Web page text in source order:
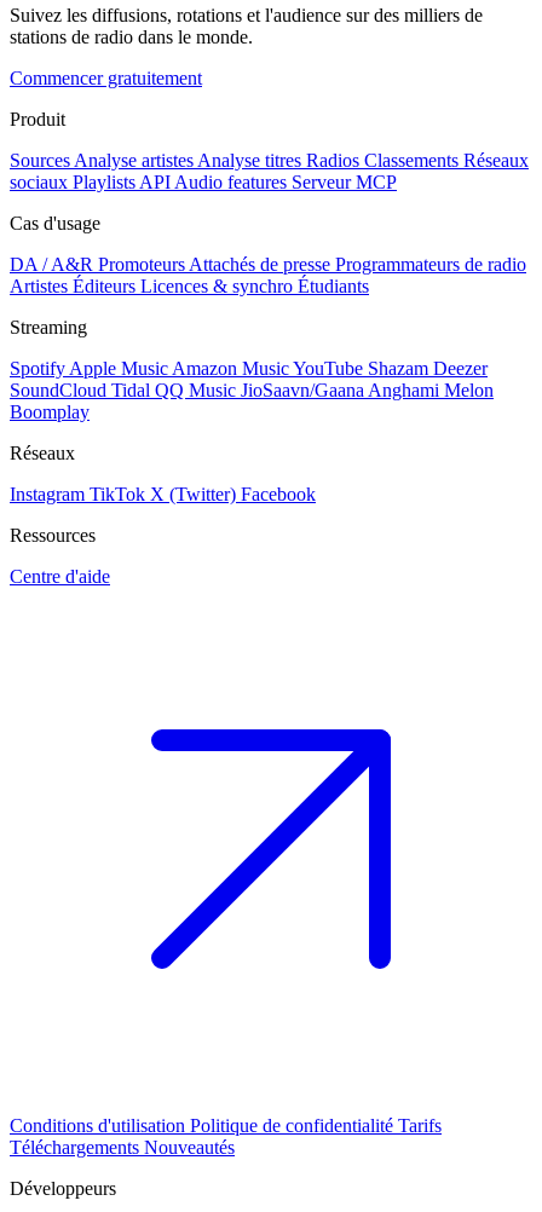
Suivez les diffusions, rotations et l'audience sur des milliers de
stations de radio dans le monde.
Commencer gratuitement
Produit
Sources Analyse artistes Analyse titres Radios Classements Réseaux
sociaux Playlists API Audio features Serveur MCP
Cas d'usage
DA / A&R Promoteurs Attachés de presse Programmateurs de radio
Artistes Éditeurs Licences & synchro Étudiants
Streaming
Spotify Apple Music Amazon MusicYouTube Shazam Deezer
SoundCloud Tidal QQ Music JioSaavn/Gaana Anghami Melon
Boomplay
Réseaux
Instagram TikTok X (Twitter) Facebook
Ressources
Centre d'aide
Conditions d'utilisation Politique de confidentialité Tarifs
Téléchargements Nouveautés
Développeurs